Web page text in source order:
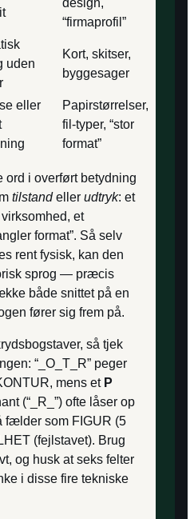
design,
“firmaprofil”
uden
Kort, skitser,
byggesager
eller
Papirstørrelser,
fil-typer, “stor
format”
ord i overført betydning
tilstandeller udtryk: et
virksomhed, et
format”. Så selv
rent fysisk, kan den
sprog ― præcis
både snittet på en
fører sig frem på.
så tjek
“_O_T_R” peger
mens et P
(“_R_”) ofte låser op
fælder som FIGUR (5
(fejlstavet). Brug
og husk at seks felter
i disse fire tekniske